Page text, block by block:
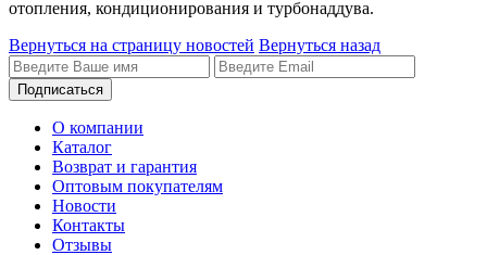
отопления, кондиционирования и турбонаддува.
Вернуться на страницу новостей Вернуться назад
Подписаться
О компании
Каталог
Возврат и гарантия
Оптовым покупателям
Новости
Контакты
Отзывы